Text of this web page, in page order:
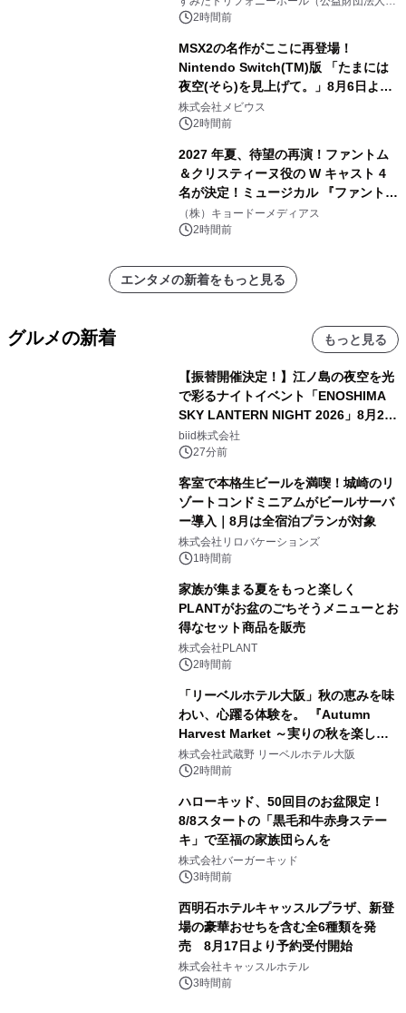
田区文化振興財団）
2時間前
MSX2の名作がここに再登場！
Nintendo Switch(TM)版 「たまには
夜空(そら)を見上げて。」8月6日より
配信開始！
株式会社メビウス
2時間前
2027 年夏、待望の再演！ファントム
＆クリスティーヌ役の W キャスト 4
名が決定！ミュージカル 『ファント
ム』
（株）キョードーメディアス
2時間前
エンタメの新着をもっと見る
グルメの新着 もっと見る
【振替開催決定！】江ノ島の夜空を光
で彩るナイトイベント「ENOSHIMA
SKY LANTERN NIGHT 2026」8月22
日(土)振替開催＆受付スタート！
biid株式会社
27分前
客室で本格生ビールを満喫！城崎のリ
ゾートコンドミニアムがビールサーバ
ー導入｜8月は全宿泊プランが対象
株式会社リロバケーションズ
1時間前
家族が集まる夏をもっと楽しく
PLANTがお盆のごちそうメニューとお
得なセット商品を販売
株式会社PLANT
2時間前
「リーベルホテル大阪」秋の恵みを味
わい、心躍る体験を。 『Autumn
Harvest Market ～実りの秋を楽しむ
ディナー&スイーツビュッフェ～』を9
月18日より開催！
株式会社武蔵野 リーベルホテル大阪
2時間前
ハローキッド、50回目のお盆限定！
8/8スタートの「黒毛和牛赤身ステー
キ」で至福の家族団らんを
株式会社バーガーキッド
3時間前
西明石ホテルキャッスルプラザ、新登
場の豪華おせちを含む全6種類を発
売 8月17日より予約受付開始
株式会社キャッスルホテル
3時間前